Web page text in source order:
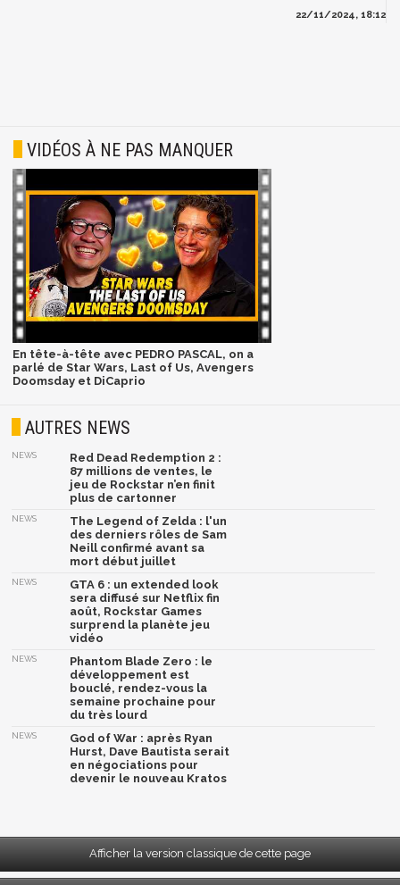
22/11/2024, 18:12
VIDÉOS À NE PAS MANQUER
En tête-à-tête avec PEDRO PASCAL, on a
parlé de Star Wars, Last of Us, Avengers
Doomsday et DiCaprio
AUTRES NEWS
NEWS
Red Dead Redemption 2 :
87 millions de ventes, le
jeu de Rockstar n’en finit
plus de cartonner
NEWS
The Legend of Zelda : l'un
des derniers rôles de Sam
Neill confirmé avant sa
mort début juillet
NEWS
GTA 6 : un extended look
sera diffusé sur Netflix fin
août, Rockstar Games
surprend la planète jeu
vidéo
NEWS
Phantom Blade Zero : le
développement est
bouclé, rendez-vous la
semaine prochaine pour
du très lourd
NEWS
God of War : après Ryan
Hurst, Dave Bautista serait
en négociations pour
devenir le nouveau Kratos
Afficher la version classique de cette page